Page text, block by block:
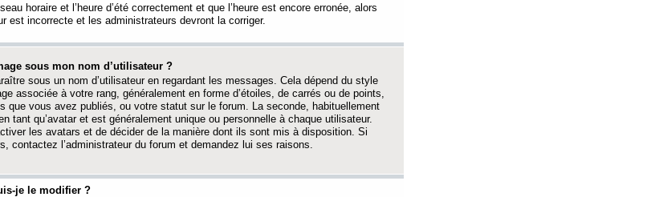
horaire et l’heure d’été correctement et que l’heure est encore erronée, alors
est incorrecte et les administrateurs devront la corriger.
sous mon nom d’utilisateur ?
sous un nom d’utilisateur en regardant les messages. Cela dépend du style
associée à votre rang, généralement en forme d’étoiles, de carrés ou de points,
que vous avez publiés, ou votre statut sur le forum. La seconde, habituellement
tant qu’avatar et est généralement unique ou personnelle à chaque utilisateur.
les avatars et de décider de la manière dont ils sont mis à disposition. Si
contactez l’administrateur du forum et demandez lui ses raisons.
je le modifier ?